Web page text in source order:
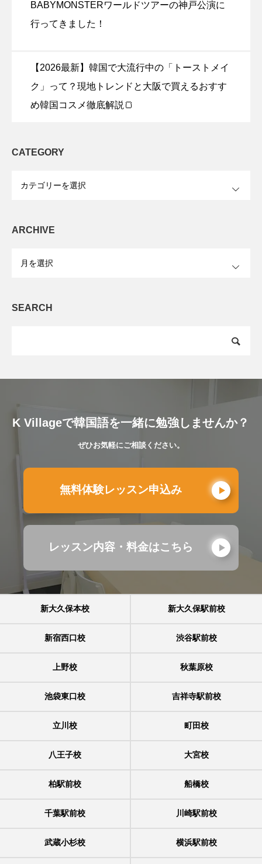
BABYMONSTERワールドツアーの神戸公演に
行ってきました！
【2026最新】韓国で大流行中の「トーストメイ
ク」って？現地トレンドと大阪で買えるおすす
め韓国コスメ徹底解説🍞
CATEGORY
ARCHIVE
SEARCH
K Villageで韓国語を一緒に勉強しませんか？
ぜひお気軽にご相談ください。
無料体験レッスン申込み
レッスン内容・料金はこちら
新大久保本校 新大久保駅前校
新宿西口校 渋谷駅前校
上野校 秋葉原校
池袋東口校 吉祥寺駅前校
立川校 町田校
八王子校 大宮校
柏駅前校 船橋校
千葉駅前校 川崎駅前校
武蔵小杉校 横浜駅前校